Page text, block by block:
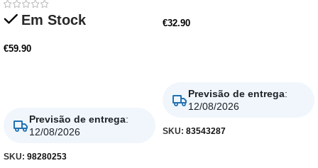
Em Stock
€59.90
Previsão de entrega:
12/08/2026
SKU: 98280253
€32.90
Previsão de entrega:
12/08/2026
SKU: 83543287